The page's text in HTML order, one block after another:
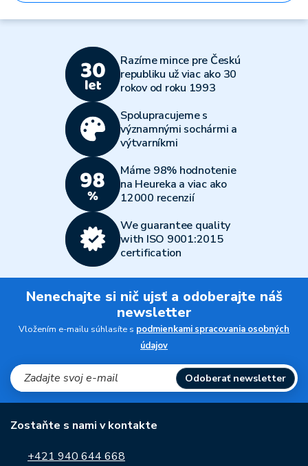
Razíme mince pre Českú
republiku už viac ako 30
rokov od roku 1993
Spolupracujeme s
významnými sochármi a
výtvarníkmi
Máme 98% hodnotenie
na Heureka a viac ako
12000 recenzií
We guarantee quality
with ISO 9001:2015
certification
Nenechajte si nič ujsť a odoberajte náš
newsletter
Vložením e-mailu súhlasíte s podmienkami spracovania osobných
údajov
Odoberať newsletter
Zostaňte s nami v kontakte
+421 940 644 668